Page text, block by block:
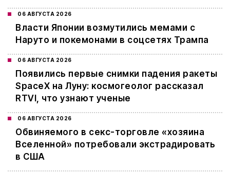
06 АВГУСТА 2026
Власти Японии возмутились мемами с
Наруто и покемонами в соцсетях Трампа
06 АВГУСТА 2026
Появились первые снимки падения ракеты
SpaceX на Луну: космогеолог рассказал
RTVI, что узнают ученые
06 АВГУСТА 2026
Обвиняемого в секс-торговле «хозяина
Вселенной» потребовали экстрадировать
в США